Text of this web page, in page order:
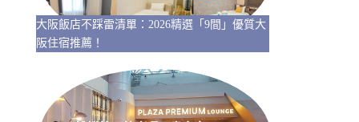
大阪飯店不踩雷清單：2026精選「9間」優質大
阪住宿推薦！